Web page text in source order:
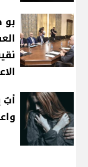
بو
أبٌ